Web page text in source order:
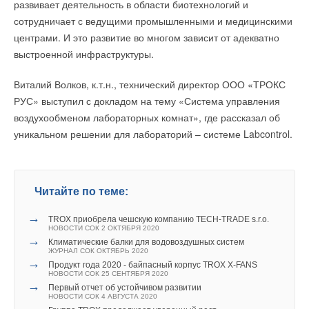
развивает деятельность в области биотехнологий и
сотрудничает с ведущими промышленными и медицинскими
центрами. И это развитие во многом зависит от адекватно
выстроенной инфраструктуры.
Виталий Волков, к.т.н., технический директор ООО «ТРОКС
РУС» выступил с докладом на тему «Система управления
воздухообменом лабораторных комнат», где рассказал об
уникальном решении для лабораторий – системе Labcontrol.
Читайте по теме:
→ TROX приобрела чешскую компанию TECH-TRADE s.r.o.
НОВОСТИ СОК 2 ОКТЯБРЯ 2020
→ Климатические балки для водовоздушных систем
ЖУРНАЛ СОК ОКТЯБРЬ 2020
→ Продукт года 2020 - байпасный корпус TROX X-FANS
НОВОСТИ СОК 25 СЕНТЯБРЯ 2020
→ Первый отчет об устойчивом развитии
НОВОСТИ СОК 4 АВГУСТА 2020
→
Гибридный тепловой насос PV/T с одним общим
испарителем
НОВОСТИ СОК 5 АВГУСТА 2026
→
Корпорация «Термекс» представила передовой опыт
роботизации участникам проекта «Промтуризм.РФ»
→
Тепловые насосы в связке с солнечной генерацией и
«РУСКЛИМАТ Fest 2026» в Уфе собрал свыше 700
профи климатической отрасли
НОВОСТИ СОК 3 АВГУСТА 2026
Группа «Теплолюкс» открыла новую производственную
площадку
→
Stiebel Eltron — спонсирует международные
Россия, США и Япония в настоящее время вкладывают
инвестиции в развитие этой области, космические ведомства
проведении таких исследований. Китай начал практические
шаги в создании космических электростанций в 2008 году и
уже достиг значительных результатов в технологии
беспроводной передачи электроэнергии.
уверены в ведущей роли КНР в области солнечных
космических электростанций". "Помимо разработки
технологий, строительство солнечной электростанции в
космическом пространстве требует огромных вложений и
поддержки со стороны правительства - все это Китай вполне
может обеспечить", - заявил Ван Ли.
Космическая солнечная электроэнергия, по оценкам